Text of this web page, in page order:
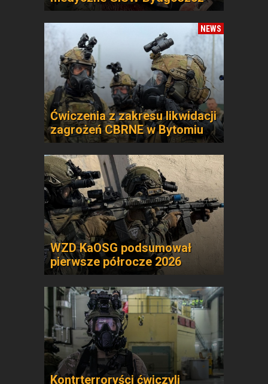
NEWS
Ćwiczenia z zakresu likwidacji
zagrożeń CBRNE w Bytomiu
WZD KaOSG podsumował
pierwsze półrocze 2026
Kontrterroryści ćwiczyli